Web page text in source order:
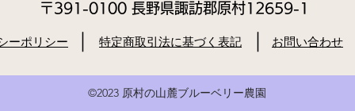
​〒391-0100 長野県諏訪郡原村12659-1
｜
ーポリシー ​特定商取引法に基づく表記 お問い合わせ
｜
©2023 原村の山麓ブルーベリー農園